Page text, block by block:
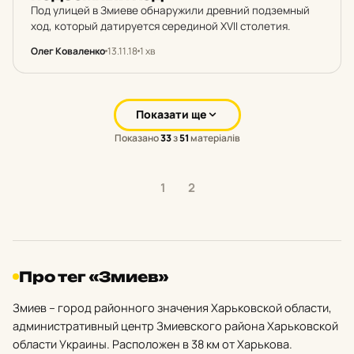
Под улицей в Змиеве обнаружили древний подземный
ход, который датируется серединой XVII столетия.
Олег Коваленко13.11.181 хв
Показати ще
Показано33з51матеріалів
1 2
Про тег «Змиев»
Змиев – город районного значения Харьковской области,
административный центр Змиевского района Харьковской
области Украины. Расположен в 38 км от Харькова.